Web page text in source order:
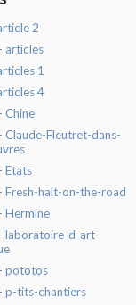
2
articles
1
4
Chine
Claude-Fleutret-dans-
Etats
Fresh-halt-on-the-road
Hermine
laboratoire-d-art-
pototos
p-tits-chantiers